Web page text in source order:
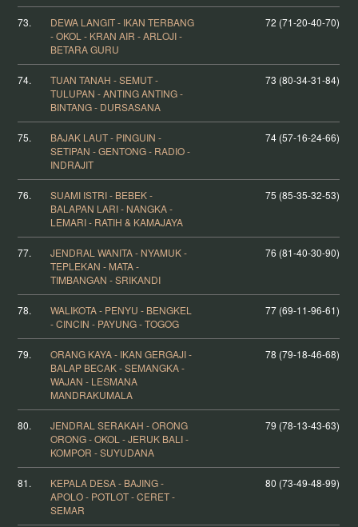
73.
DEWA LANGIT - IKAN TERBANG
- OKOL - KRAN AIR - ARLOJI -
BETARA GURU
72 (71-20-40-70)
74.
TUAN TANAH - SEMUT -
TULUPAN - ANTING ANTING -
BINTANG - DURSASANA
73 (80-34-31-84)
75.
BAJAK LAUT - PINGUIN -
SETIPAN - GENTONG - RADIO -
INDRAJIT
74 (57-16-24-66)
76.
SUAMI ISTRI - BEBEK -
BALAPAN LARI - NANGKA -
LEMARI - RATIH & KAMAJAYA
75 (85-35-32-53)
77.
JENDRAL WANITA - NYAMUK -
TEPLEKAN - MATA -
TIMBANGAN - SRIKANDI
76 (81-40-30-90)
78.
WALIKOTA - PENYU - BENGKEL
- CINCIN - PAYUNG - TOGOG
77 (69-11-96-61)
79.
ORANG KAYA - IKAN GERGAJI -
BALAP BECAK - SEMANGKA -
WAJAN - LESMANA
MANDRAKUMALA
78 (79-18-46-68)
80.
JENDRAL SERAKAH - ORONG
ORONG - OKOL - JERUK BALI -
KOMPOR - SUYUDANA
79 (78-13-43-63)
81.
KEPALA DESA - BAJING -
APOLO - POTLOT - CERET -
SEMAR
80 (73-49-48-99)